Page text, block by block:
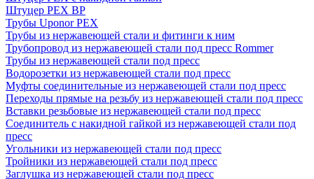
Штуцер PEX ВР
Трубы Uponor PEX
Трубы из нержавеющей стали и фитинги к ним
Трубопровод из нержавеющей стали под пресс Rommer
Трубы из нержавеющей стали под пресс
Водорозетки из нержавеющей стали под пресс
Муфты соединительные из нержавеющей стали под пресс
Переходы прямые на резьбу из нержавеющей стали под пресс
Вставки резьбовые из нержавеющей стали под пресс
Соединитель с накидной гайкой из нержавеющей стали под
пресс
Угольники из нержавеющей стали под пресс
Тройники из нержавеющей стали под пресс
Заглушка из нержавеющей стали под пресс